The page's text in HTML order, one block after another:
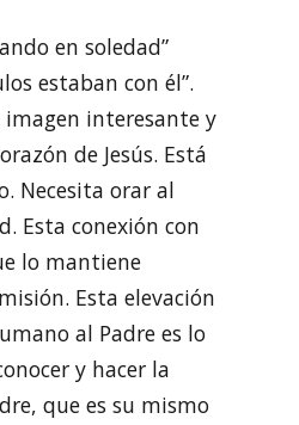
en soledad”
estaban con él”.
interesante y
de Jesús. Está
Necesita orar al
Esta conexión con
lo mantiene
Esta elevación
al Padre es lo
y hacer la
que es su mismo